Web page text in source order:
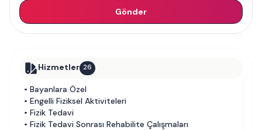
Gönder
Hizmetler 26
• Bayanlara Özel
• Engelli Fiziksel Aktiviteleri
• Fizik Tedavi
• Fizik Tedavi Sonrası Rehabilite Çalışmaları